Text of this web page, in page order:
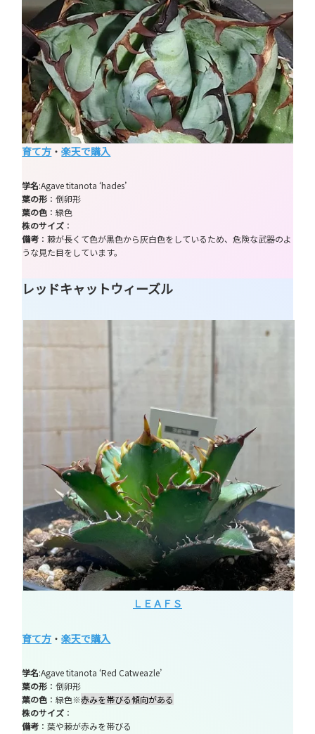
育て方 ・楽天で購入
学名:Agave titanota ‘hades’
葉の形 ：倒卵形
葉の色 ：緑色
株のサイズ ：
備考 ：棘が長くて色が黒色から灰白色をしているため、危険な武器のよ
うな見た目をしています。
レッドキャットウィーズル
ＬＥＡＦＳ
育て方 ・楽天で購入
学名:Agave titanota ‘Red Catweazle’
葉の形 ：倒卵形
葉の色 ：緑色※赤みを帯びる傾向がある
株のサイズ ：
備考 ：葉や棘が赤みを帯びる